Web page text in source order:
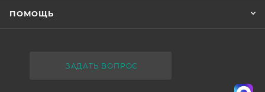
ПОМОЩЬ
ЗАДАТЬ ВОПРОС